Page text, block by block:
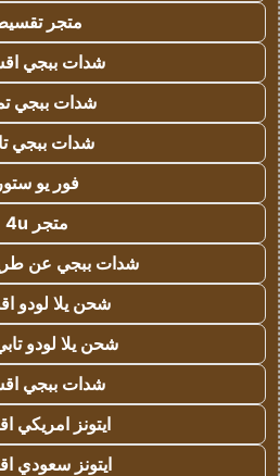
متجر
شدات ببجي
شدات ببجي
شدات ببجي
فور يو ستور
متجر 4u
شدات ببجي عن
شحن يلا لودو
شحن يلا لودو
شدات ببجي
ايتونز امريكي
ايتونز سعودي